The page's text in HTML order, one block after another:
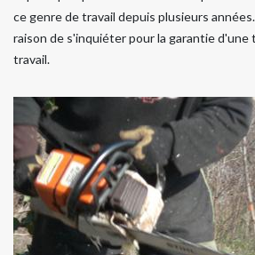
ce genre de travail depuis plusieurs
raison de s'inquiéter pour la garantie d'une
travail.